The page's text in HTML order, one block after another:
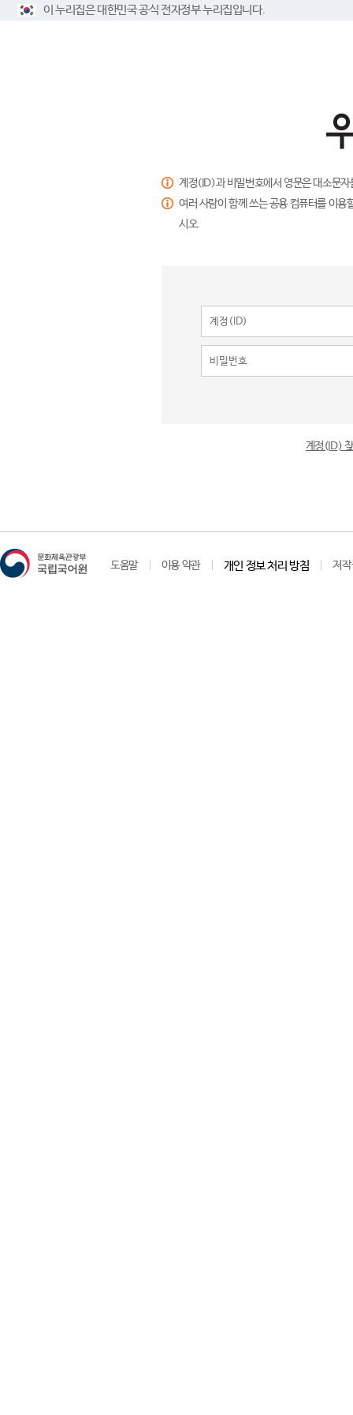
이 누리집은 대한민국 공식 전자정부 누리집입니다.
계정(ID)과 비밀번호에서 영문은 대소문
여러 사람이 함께 쓰는 공용 컴퓨터를 이
시오.
계정(ID)
도움말 이용 약관 개인 정보 처리 방침 저